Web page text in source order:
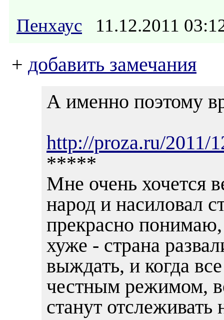
Пенхаус 11.12.2011
+ добавить замечания
А именно поэтому
http://proza.ru/2011/
*****
Мне очень хочется
народ и насиловал
прекрасно
хуже - страна
выждать, и когда
честным режимом,
станут